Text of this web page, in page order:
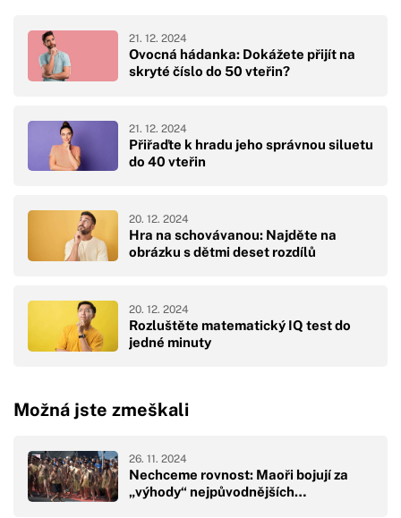
Ovocná hádanka: Dokážete přijít na
skryté číslo do 50 vteřin?
21. 12. 2024
Přiřaďte k hradu jeho správnou siluetu
do 40 vteřin
21. 12. 2024
Hra na schovávanou: Najděte na
obrázku s dětmi deset rozdílů
20. 12. 2024
Rozluštěte matematický IQ test do
jedné minuty
20. 12. 2024
Možná jste zmeškali
Nechceme rovnost: Maoři bojují za
„výhody“ nejpůvodnějších…
26. 11. 2024